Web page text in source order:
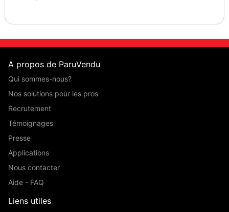
A propos de ParuVendu
Qui sommes-nous?
Nos solutions pour les pros
Recrutement
Témoignages
Presse
Applications
Nous contacter
Aide - FAQ
Liens utiles